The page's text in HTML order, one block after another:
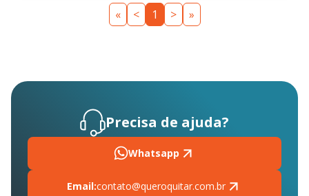
« < 1 > »
Precisa de ajuda?
Whatsapp
Email:contato@queroquitar.com.br